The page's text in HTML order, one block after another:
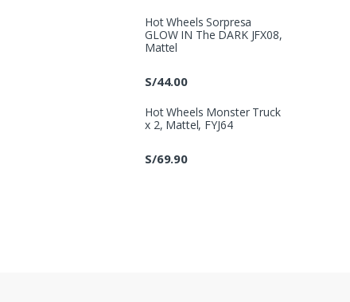
Hot Wheels Sorpresa
GLOW IN The DARK JFX08,
Mattel
S/44.00
Hot Wheels Monster Truck
x 2, Mattel, FYJ64
S/69.90